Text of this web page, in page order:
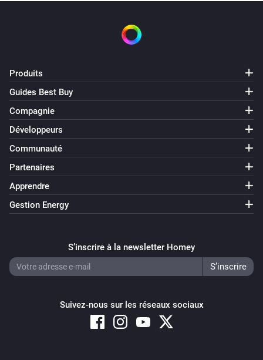
Produits
Guides Best Buy
Compagnie
Développeurs
Communauté
Partenaires
Apprendre
Gestion Energy
S’inscrire à la newsletter Homey
Suivez-nous sur les réseaux sociaux